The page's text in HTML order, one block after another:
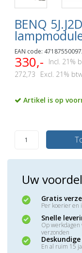
BENQ
EAN code:
330,-
Incl. 21%
272,73
Excl. 21%
Artikel is op
Uw
Gratis
Per koerier en
Snelle
Op werkdagen
verzonden
En al ruim 15